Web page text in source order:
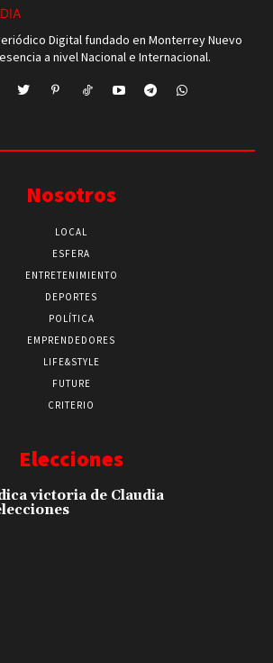
Digital fundado en Monterrey Nuevo
a nivel Nacional e Internacional.
Nosotros
LOCAL
ESFERA
ENTRETENIMIENTO
DEPORTES
POLÍTICA
EMPRENDEDORES
LIFE&STYLE
FUTURE
CRITERIO
Elecciones
victoria de Claudia